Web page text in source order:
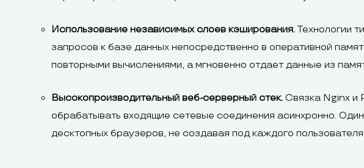
Использование независимых слоев кэширования.Технологии
запросов к базе данных непосредственно в оперативной
повторными вычислениями, а мгновенно отдает данные из
Высокопроизводительный веб-серверный стек. Связка Nginx и
обрабатывать входящие сетевые соединения асинхронно.
десктопных браузеров, не создавая под каждого